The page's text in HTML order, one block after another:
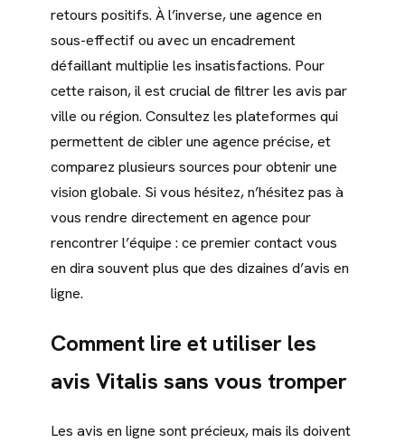
retours positifs. À l’inverse, une agence en
sous-effectif ou avec un encadrement
défaillant multiplie les insatisfactions. Pour
cette raison, il est crucial de filtrer les avis par
ville ou région. Consultez les plateformes qui
permettent de cibler une agence précise, et
comparez plusieurs sources pour obtenir une
vision globale. Si vous hésitez, n’hésitez pas à
vous rendre directement en agence pour
rencontrer l’équipe : ce premier contact vous
en dira souvent plus que des dizaines d’avis en
ligne.
Comment lire et utiliser les
avis Vitalis sans vous tromper
Les avis en ligne sont précieux, mais ils doivent